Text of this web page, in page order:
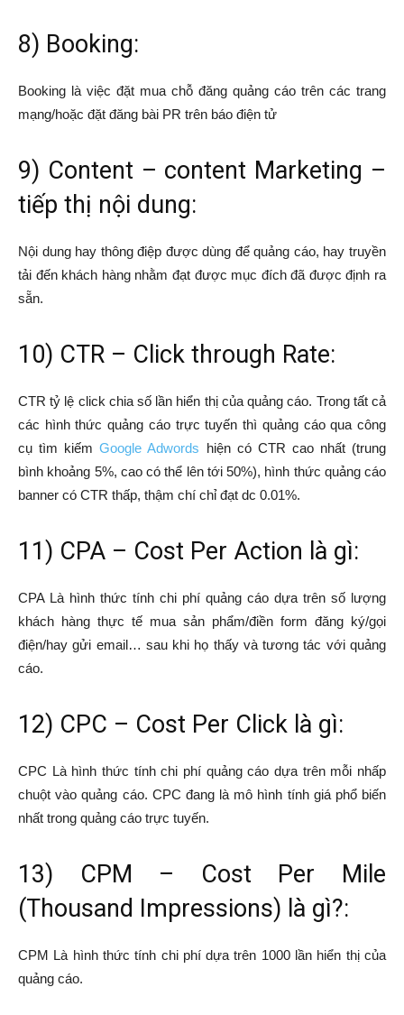
8) Booking:
Booking là việc đặt mua chỗ đăng quảng cáo trên các trang
mạng/hoặc đặt đăng bài PR trên báo điện tử
9) Content – content Marketing –
tiếp thị nội dung:
Nội dung hay thông điệp được dùng để quảng cáo, hay truyền
tải đến khách hàng nhằm đạt được mục đích đã được định ra
sẵn.
10) CTR – Click through Rate:
CTR tỷ lệ click chia số lần hiển thị của quảng cáo. Trong tất cả
các hình thức quảng cáo trực tuyến thì quảng cáo qua công
cụ tìm kiếmGoogle Adwords hiện có CTR cao nhất (trung
bình khoảng 5%, cao có thể lên tới 50%), hình thức quảng cáo
banner có CTR thấp, thậm chí chỉ đạt dc 0.01%.
11) CPA – Cost Per Action là gì:
CPA Là hình thức tính chi phí quảng cáo dựa trên số lượng
khách hàng thực tế mua sản phẩm/điền form đăng ký/gọi
điện/hay gửi email… sau khi họ thấy và tương tác với quảng
cáo.
12) CPC – Cost Per Click là gì:
CPC Là hình thức tính chi phí quảng cáo dựa trên mỗi nhấp
chuột vào quảng cáo. CPC đang là mô hình tính giá phổ biến
nhất trong quảng cáo trực tuyến.
13) CPM – Cost Per Mile
(Thousand Impressions) là gì?:
CPM Là hình thức tính chi phí dựa trên 1000 lần hiển thị của
quảng cáo.